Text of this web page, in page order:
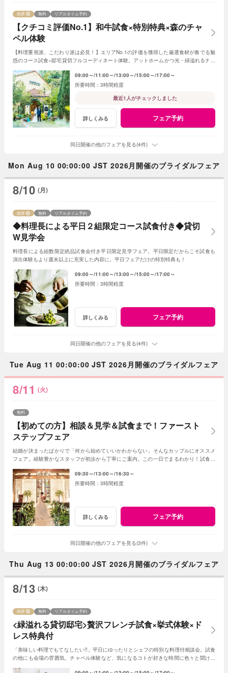
【クチコミ評価No.1】和牛試食×特別特典×森のチャ
ペル体験
残席 無料 リアルタイム予約
【料理重視派、こだわり派は必見！】エリアNo.1の評価を獲得した厳選食材が奏でる魅
惑のコース試食×邸宅貸切フルコーディネート体験。アットホームかつ光・緑溢れるナチ
09:00～ 11:00～ 13:00～ 15:00～ 17:00～
3時間程度
最近1人がチェックしました
詳しくみる フェア予約
同日開催の他のフェアを見る(4件)
Mon Aug 10 00:00:00 JST 2026月開催のブライダルフェア
8/10 (月)
◆料理長による平日２組限定コース試食付き◆貸切
W見学会
残席 無料 リアルタイム予約
料理長による組数限定絶品試食会付き平日限定見学フェア。平日限定だからこそ試食も
演出体験もより週末以上に充実した内容に。平日フェアだけの特別特典も！
09:00～ 11:00～ 13:00～ 15:00～ 17:00～
3時間程度
詳しくみる フェア予約
同日開催の他のフェアを見る(4件)
Tue Aug 11 00:00:00 JST 2026月開催のブライダルフェア
8/11 (火)
【初めての方】相談＆見学＆試食まで！ファースト
ステップフェア
無料
結婚が決まったばかりで「何から始めていいかわからない」そんなカップルにオススメ
フェア。経験豊かなスタッフが初歩から丁寧にご案内。この一日でまるわかり！試食付
09:30～ 13:00～ 16:30～
3時間程度
詳しくみる フェア予約
同日開催の他のフェアを見る(3件)
Thu Aug 13 00:00:00 JST 2026月開催のブライダルフェア
8/13 (木)
<緑溢れる貸切邸宅>贅沢フレンチ試食×挙式体験×ド
レス特典付
残席 無料 リアルタイム予約
「美味しい料理でもてなしたい!!」平日にゆったりとシェフの特別な料理付相談会。試食
の他にも会場の雰囲気、チャペル体験など、気になるコトが好きな時間に色々と聞けま